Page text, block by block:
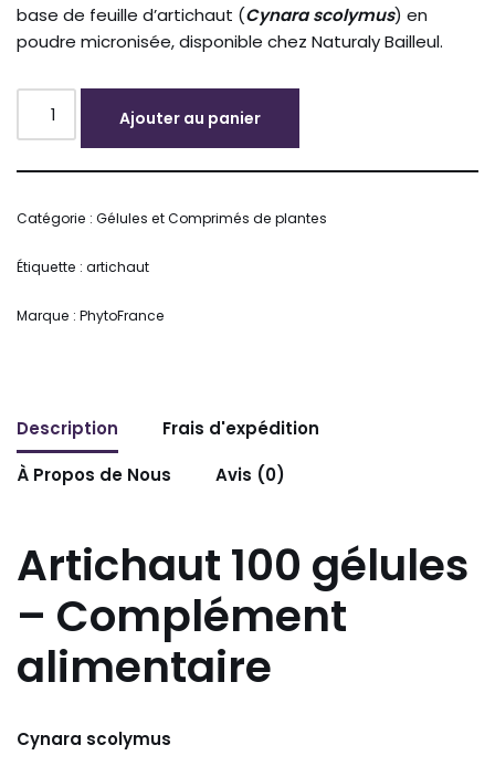
base de feuille d’artichaut (Cynara scolymus) en
poudre micronisée, disponible chez Naturaly Bailleul.
Ajouter au panier
Catégorie : Gélules et Comprimés de plantes
Étiquette : artichaut
Marque : PhytoFrance
Description
Frais d'expédition
À Propos de Nous
Avis (0)
Artichaut 100 gélules
– Complément
alimentaire
Cynara scolymus